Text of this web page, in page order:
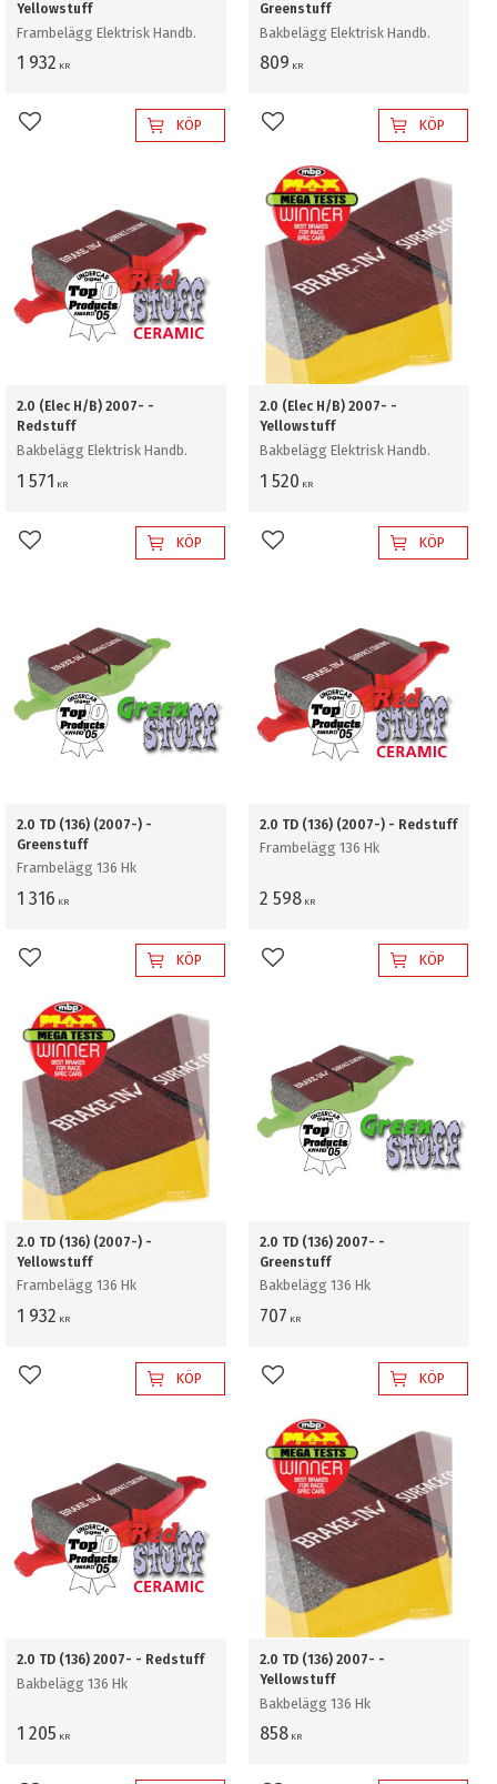
Yellowstuff
Frambelägg Elektrisk Handb.
1 932 KR
Lägg till i favoriterKÖP
Greenstuff
Bakbelägg Elektrisk Handb.
809 KR
Lägg till i favoriterKÖP
2.0 (Elec H/B) 2007- -
Redstuff
Bakbelägg Elektrisk Handb.
1 571 KR
Lägg till i favoriterKÖP
2.0 (Elec H/B) 2007- -
Yellowstuff
Bakbelägg Elektrisk Handb.
1 520 KR
Lägg till i favoriterKÖP
2.0 TD (136) (2007-) -
Greenstuff
Frambelägg 136 Hk
1 316 KR
Lägg till i favoriterKÖP
2.0 TD (136) (2007-) - Redstuff
Frambelägg 136 Hk
2 598 KR
Lägg till i favoriterKÖP
2.0 TD (136) (2007-) -
Yellowstuff
Frambelägg 136 Hk
1 932 KR
Lägg till i favoriterKÖP
2.0 TD (136) 2007- -
Greenstuff
Bakbelägg 136 Hk
707 KR
Lägg till i favoriterKÖP
2.0 TD (136) 2007- - Redstuff
Bakbelägg 136 Hk
1 205 KR
2.0 TD (136) 2007- -
Yellowstuff
Bakbelägg 136 Hk
858 KR